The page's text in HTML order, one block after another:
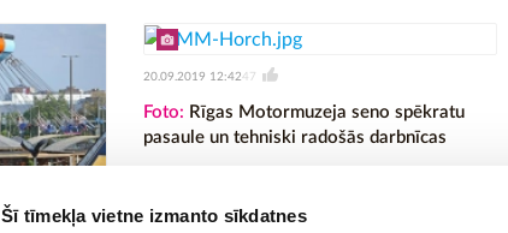
Šī tīmekļa vietne izmanto sīkdatnes
Foto: Rīgas Motormuzeja seno spēkratu
pasaule un tehniski radošās darbnīcas
20.09.2019 12:4247